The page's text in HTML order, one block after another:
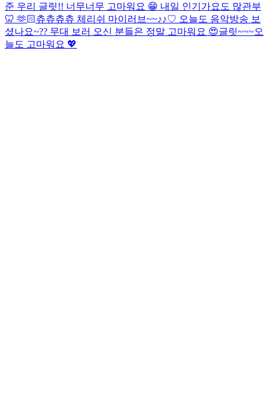
준 우리 글릿!! 너무너무 고마워요 😁 내일 인기가요도 많관부
🦷 🫶🏻츄츄츄츄 체리쉬 마이러브~~♪♪♡ 오늘도 음악방송 보
셨나요~?? 무대 보러 오신 분들은 정말 고마워요 😍글릿~~~오
늘도 고마워요 💖